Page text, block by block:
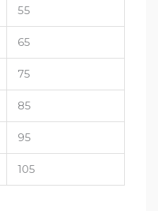
55
65
75
85
95
105